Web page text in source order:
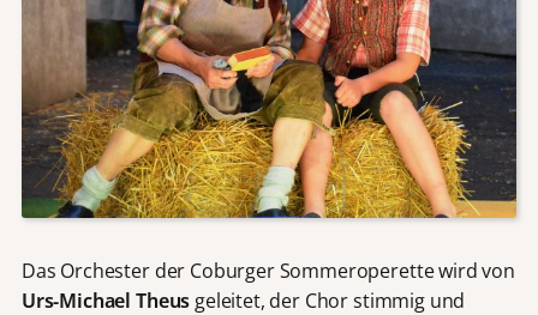
Das Orchester der Coburger Sommeroperette wird von
Urs-Michael Theus geleitet, der Chor stimmig und